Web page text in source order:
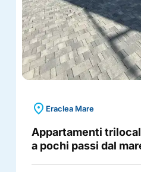
location_on Eraclea Mare
Appartamenti
a pochi passi dal